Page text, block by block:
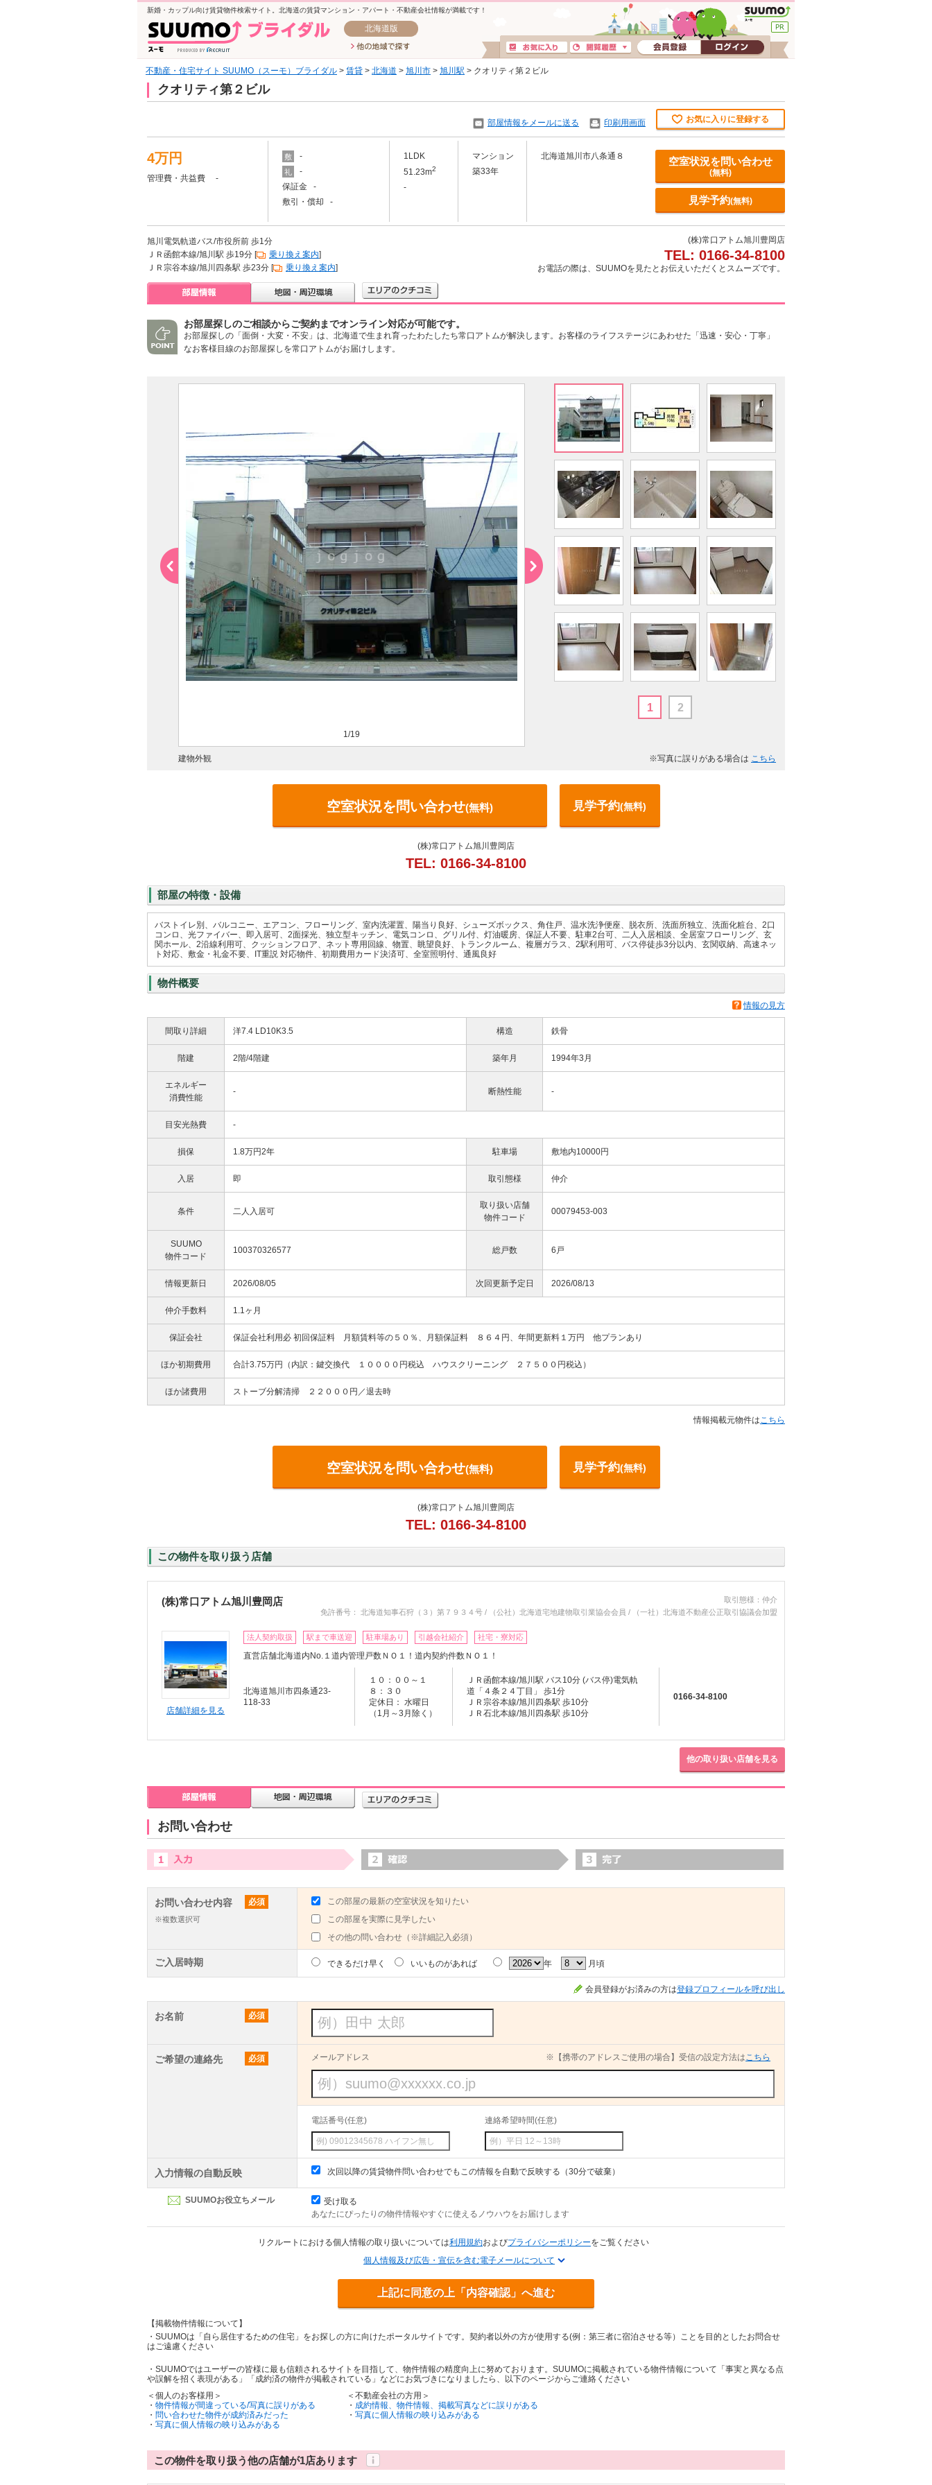
新婚・カップル向け賃貸物件検索サイト。北海道の賃貸マンション・アパート・不動産会社情報が満載です！
北海道版
不動産・住宅サイト SUUMO（スーモ）ブライダル > 賃貸 > 北海道 > 旭川市 > 旭川駅 > クオリティ第２ビル
クオリティ第２ビル
部屋情報をメールに送る 印刷用画面 お気に入りに登録する
4万円
管理費・共益費 -
敷 -
礼
-
保証金 -
敷引・償却 -
1LDK
51.23m2
-
マンション
築33年
北海道旭川市八条通８ 空室状況を問い合わせ
(無料)
見学予約(無料)
旭川電気軌道バス/市役所前 歩1分
ＪＲ函館本線/旭川駅 歩19分 [
乗り換え案内]
ＪＲ宗谷本線/旭川四条駅 歩23分 [
乗り換え案内]
(株)常口アトム旭川豊岡店
TEL: 0166-34-8100
お電話の際は、SUUMOを見たとお伝えいただくとスムーズです。
お部屋探しのご相談からご契約までオンライン対応が可能です。
お部屋探しの「面倒・大変・不安」は、北海道で生まれ育ったわたしたち常口アトムが解決します。お客様のライフステージにあわせた「迅速・安心・丁寧」
なお客様目線のお部屋探しを常口アトムがお届けします。
1/19
建物外観
1 2
※写真に誤りがある場合は こちら
空室状況を問い合わせ(無料) 見学予約(無料)
(株)常口アトム旭川豊岡店
TEL: 0166-34-8100
部屋の特徴・設備
バストイレ別、バルコニー、エアコン、フローリング、室内洗濯置、陽当り良好、シューズボックス、角住戸、温水洗浄便座、脱衣所、洗面所独立、洗面化粧台、2口
コンロ、光ファイバー、即入居可、2面採光、独立型キッチン、電気コンロ、グリル付、灯油暖房、保証人不要、駐車2台可、二人入居相談、全居室フローリング、玄
関ホール、2沿線利用可、クッションフロア、ネット専用回線、物置、眺望良好、トランクルーム、複層ガラス、2駅利用可、バス停徒歩3分以内、玄関収納、高速ネッ
ト対応、敷金・礼金不要、IT重説 対応物件、初期費用カード決済可、全室照明付、通風良好
物件概要
情報の見方
間取り詳細 洋7.4 LD10K3.5 構造 鉄骨
階建 2階/4階建 築年月 1994年3月
エネルギー
消費性能
- 断熱性能 -
目安光熱費 -
損保 1.8万円2年 駐車場 敷地内10000円
入居 即 取引態様 仲介
条件 二人入居可
取り扱い店舗
物件コード
00079453-003
SUUMO
物件コード
100370326577 総戸数 6戸
情報更新日 2026/08/05 次回更新予定日 2026/08/13
仲介手数料 1.1ヶ月
保証会社 保証会社利用必 初回保証料 月額賃料等の５０％、月額保証料 ８６４円、年間更新料１万円 他プランあり
ほか初期費用 合計3.75万円（内訳：鍵交換代 １００００円税込 ハウスクリーニング ２７５００円税込）
ほか諸費用 ストーブ分解清掃 ２２０００円／退去時
情報掲載元物件はこちら
空室状況を問い合わせ(無料) 見学予約(無料)
(株)常口アトム旭川豊岡店
TEL: 0166-34-8100
この物件を取り扱う店舗
(株)常口アトム旭川豊岡店
取引態様：仲介
免許番号： 北海道知事石狩（３）第７９３４号 / （公社）北海道宅地建物取引業協会会員 / （一社）北海道不動産公正取引協議会加盟
店舗詳細を見る
法人契約取扱 駅まで車送迎 駐車場あり 引越会社紹介 社宅・寮対応
直営店舗北海道内No.１道内管理戸数ＮＯ１！道内契約件数ＮＯ１！
北海道旭川市四条通23-
118-33
１０：００～１
８：３０
定休日： 水曜日
（1月～3月除く）
ＪＲ函館本線/旭川駅 バス10分 (バス停)電気軌
道「４条２４丁目」 歩1分
ＪＲ宗谷本線/旭川四条駅 歩10分
ＪＲ石北本線/旭川四条駅 歩10分
0166-34-8100
他の取り扱い店舗を見る
お問い合わせ
お問い合わせ内容 必須
※複数選択可
この部屋の最新の空室状況を知りたい
この部屋を実際に見学したい
その他の問い合わせ（※詳細記入必須）
ご入居時期 できるだけ早く いいものがあれば 年 月頃
会員登録がお済みの方は登録プロフィールを呼び出し
お名前 必須
ご希望の連絡先 必須 メールアドレス ※【携帯のアドレスご使用の場合】受信の設定方法はこちら
電話番号(任意) 連絡希望時間(任意)
入力情報の自動反映 次回以降の賃貸物件問い合わせでもこの情報を自動で反映する（30分で破棄）
SUUMOお役立ちメール
受け取る
あなたにぴったりの物件情報やすぐに使えるノウハウをお届けします
リクルートにおける個人情報の取り扱いについては利用規約およびプライバシーポリシーをご覧ください
個人情報及び広告・宣伝を含む電子メールについて
上記に同意の上「内容確認」へ進む
【掲載物件情報について】
・SUUMOは「自ら居住するための住宅」をお探しの方に向けたポータルサイトです。契約者以外の方が使用する(例：第三者に宿泊させる等）ことを目的としたお問合せ
はご遠慮ください
・SUUMOではユーザーの皆様に最も信頼されるサイトを目指して、物件情報の精度向上に努めております。SUUMOに掲載されている物件情報について「事実と異なる点
や誤解を招く表現がある」「成約済の物件が掲載されている」などにお気づきになりましたら、以下のページからご連絡ください
＜個人のお客様用＞
・ 物件情報が間違っている/写真に誤りがある
・ 問い合わせた物件が成約済みだった
・ 写真に個人情報の映り込みがある
＜不動産会社の方用＞
・ 成約情報、物件情報、掲載写真などに誤りがある
・ 写真に個人情報の映り込みがある
この物件を取り扱う他の店舗が1店あります